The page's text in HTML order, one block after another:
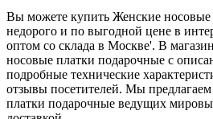
Вы можете купить Женские носовые
недорого и по выгодной цене в
оптом со склада в Москве'. В
носовые платки подарочные с
подробные технические
отзывы посетителей. Мы
платки подарочные ведущих